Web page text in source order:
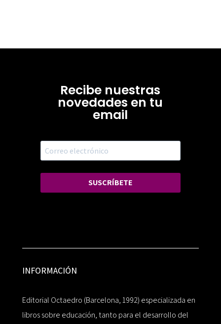
Recibe nuestras
novedades en tu
email
SUSCRÍBETE
INFORMACIÓN
Editorial Octaedro (Barcelona, 1992) especializada en
libros sobre educación, tanto para el desarrollo del